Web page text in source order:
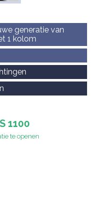
generatie van
1 kolom
1100
te openen